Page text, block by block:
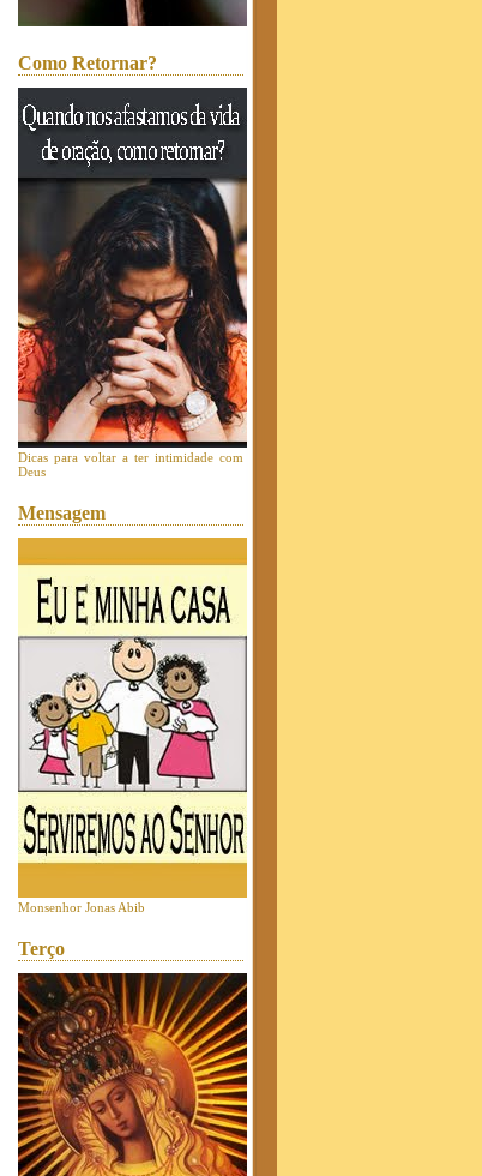
Como Retornar?
Dicas para voltar a ter intimidade com
Deus
Mensagem
Monsenhor Jonas Abib
Terço